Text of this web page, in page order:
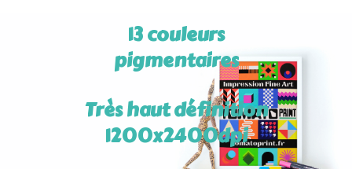
13 couleurs
pigmentaires
Très haut définition
1200x2400dpi